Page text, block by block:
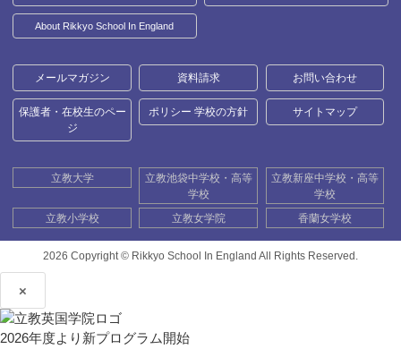
About Rikkyo School In England
メールマガジン 資料請求 お問い合わせ
保護者・在校生のペー
ジ
ポリシー 学校の方針 サイトマップ
立教大学
立教池袋中学校・高等
学校
立教新座中学校・高等
学校
立教小学校
立教女学院 香蘭女学校
2026 Copyright © Rikkyo School In England All Rights Reserved.
×
2026年度より新プログラム開始